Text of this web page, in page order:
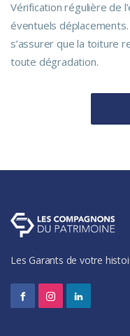
Vérification régulière de
éventuels
s’assurer que la toiture
toute dégradation.
Les Garants de votre